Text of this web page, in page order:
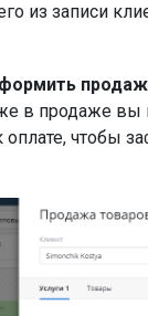
из записи
в продаже
чтобы